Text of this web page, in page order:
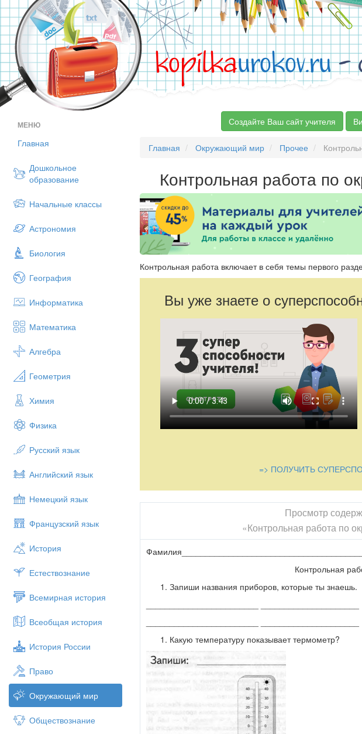
kopilkaurokov.ru-
МЕНЮ
Главная
Дошкольное
образование
Начальные классы
Астрономия
Биология
География
Информатика
Математика
Алгебра
Геометрия
Химия
Физика
Русский язык
Английский язык
Немецкий язык
Французский язык
История
Естествознание
Всемирная история
Всеобщая история
История России
Право
Окружающий мир
Обществознание
Создайте Ваш сайт учителя
Главная Окружающий мир Прочее
Контрольная работа по
Контрольная работа включает в себя темы первого
Вы уже знаете о
=> ПОЛУЧИТЬ
Просмотр
«Контрольная работа по
Контрольная
Запиши названия приборов, которые ты знаешь.
Какую температуру показывает термометр?